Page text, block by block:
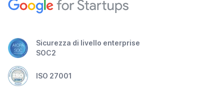
Sicurezza di livello enterprise
SOC2
ISO 27001